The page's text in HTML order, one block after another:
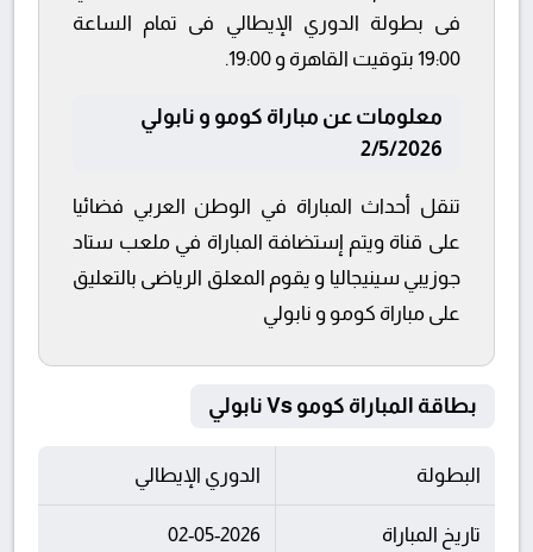
فى بطولة الدوري الإيطالي فى تمام الساعة
19:00 بتوقيت القاهرة و 19:00.
معلومات عن مباراة كومو و نابولي
2/5/2026
تنقل أحداث المباراة في الوطن العربي فضائيا
على قناة ويتم إستضافة المباراة في ملعب ستاد
جوزيبي سينيجاليا و يقوم المعلق الرياضى بالتعليق
على مباراة كومو و نابولي
بطاقة المباراة كومو Vs نابولي
البطولة الدوري الإيطالي
تاريخ المباراة 02-05-2026